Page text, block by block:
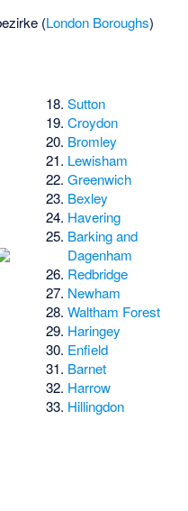
(London Boroughs)
Sutton
Croydon
Bromley
Lewisham
Greenwich
Bexley
Havering
Barking and
Dagenham
Redbridge
Newham
Waltham Forest
Haringey
Enfield
Barnet
Harrow
Hillingdon